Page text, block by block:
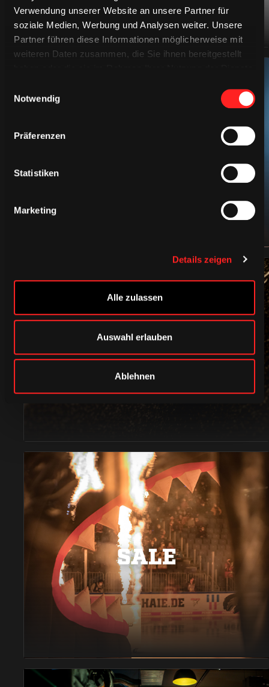
Verwendung unserer Website an unsere Partner für
soziale Medien, Werbung und Analysen weiter. Unsere
Partner führen diese Informationen möglicherweise mit
weiteren Daten zusammen, die Sie ihnen bereitgestellt
Notwendig
Präferenzen
Statistiken
Marketing
Details zeigen
Alle zulassen
Auswahl erlauben
Ablehnen
ACCESSOIRES
SALE